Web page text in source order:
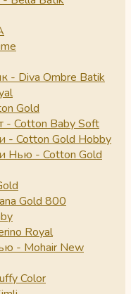
- Diva Ombre Batik
Gold
- Cotton Baby Soft
- Cotton Gold Hobby
Нью - Cotton Gold
Gold 800
Royal
- Mohair New
Color